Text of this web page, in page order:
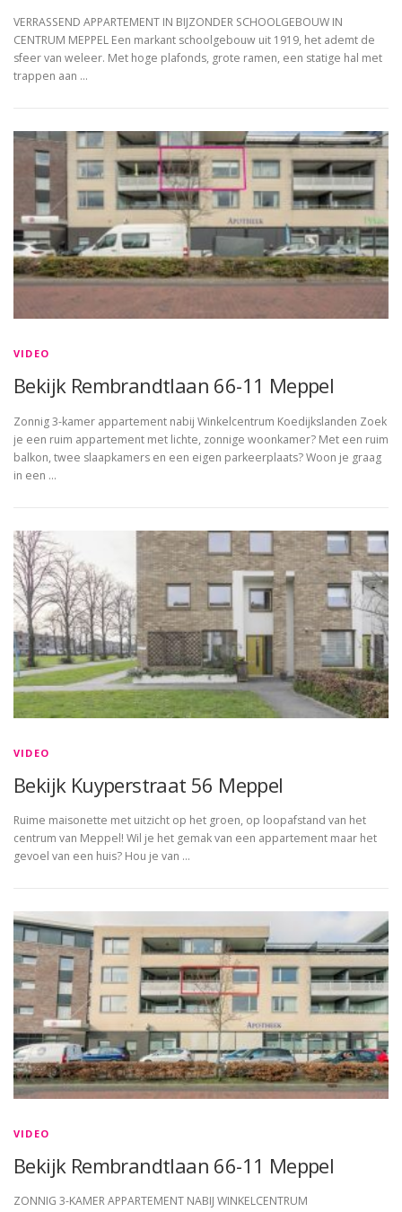
VERRASSEND APPARTEMENT IN BIJZONDER SCHOOLGEBOUW IN
CENTRUM MEPPEL Een markant schoolgebouw uit 1919, het ademt de
sfeer van weleer. Met hoge plafonds, grote ramen, een statige hal met
trappen aan …
VIDEO
Bekijk Rembrandtlaan 66-11 Meppel
Zonnig 3-kamer appartement nabij Winkelcentrum Koedijkslanden Zoek
je een ruim appartement met lichte, zonnige woonkamer? Met een ruim
balkon, twee slaapkamers en een eigen parkeerplaats? Woon je graag
in een …
VIDEO
Bekijk Kuyperstraat 56 Meppel
Ruime maisonette met uitzicht op het groen, op loopafstand van het
centrum van Meppel! Wil je het gemak van een appartement maar het
gevoel van een huis? Hou je van …
VIDEO
Bekijk Rembrandtlaan 66-11 Meppel
ZONNIG 3-KAMER APPARTEMENT NABIJ WINKELCENTRUM